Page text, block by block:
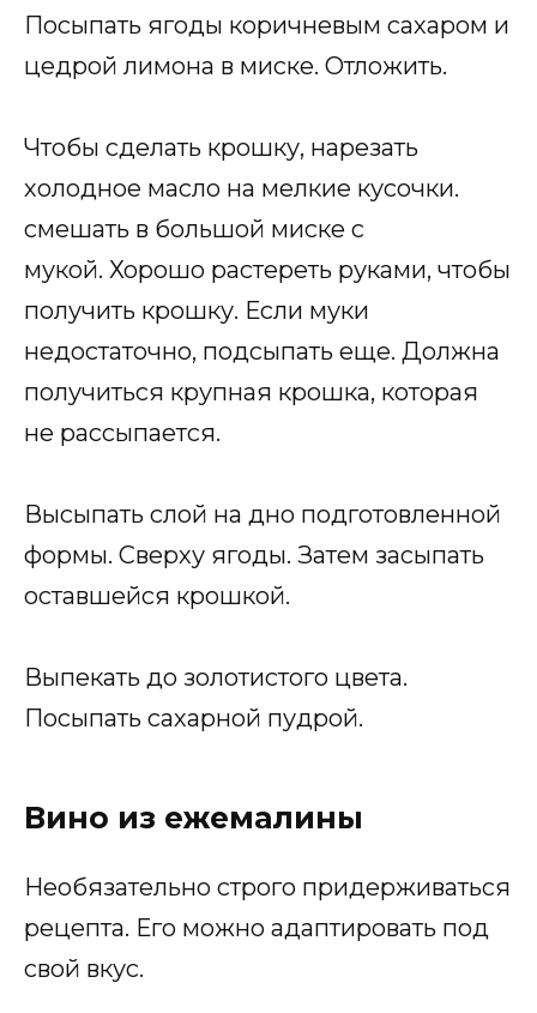
Посыпать ягоды коричневым сахаром и
цедрой лимона в миске. Отложить.
Чтобы сделать крошку, нарезать
холодное масло на мелкие кусочки.
смешать в большой миске с
мукой. Хорошо растереть руками, чтобы
получить крошку. Если муки
недостаточно, подсыпать еще. Должна
получиться крупная крошка, которая
не рассыпается.
Высыпать слой на дно подготовленной
формы. Сверху ягоды. Затем засыпать
оставшейся крошкой.
Выпекать до золотистого цвета.
Посыпать сахарной пудрой.
Вино из ежемалины
Необязательно строго придерживаться
рецепта. Его можно адаптировать под
свой вкус.